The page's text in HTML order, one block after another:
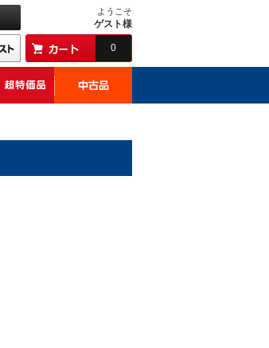
ようこそ
ゲスト様
0